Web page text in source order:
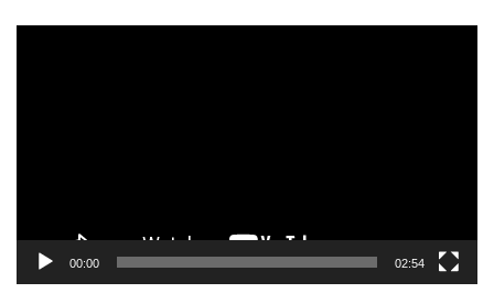
00:00 02:54